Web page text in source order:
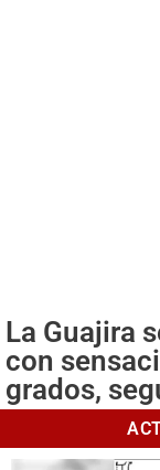
La Guajira
con
grados,